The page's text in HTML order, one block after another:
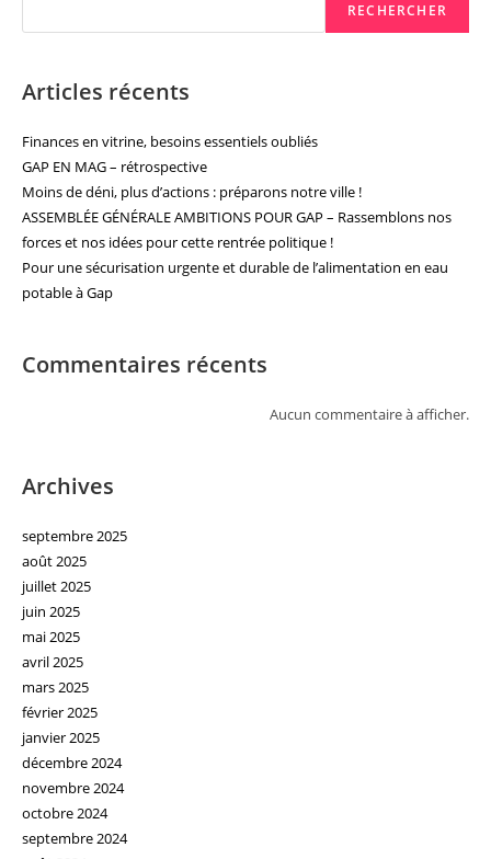
RECHERCHER
Articles récents
Finances en vitrine, besoins essentiels oubliés
GAP EN MAG – rétrospective
Moins de déni, plus d’actions : préparons notre ville !
ASSEMBLÉE GÉNÉRALE AMBITIONS POUR GAP – Rassemblons nos
forces et nos idées pour cette rentrée politique !
Pour une sécurisation urgente et durable de l’alimentation en eau
potable à Gap
Commentaires récents
Aucun commentaire à afficher.
Archives
septembre 2025
août 2025
juillet 2025
juin 2025
mai 2025
avril 2025
mars 2025
février 2025
janvier 2025
décembre 2024
novembre 2024
octobre 2024
septembre 2024